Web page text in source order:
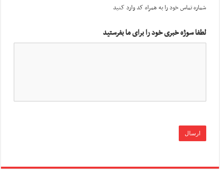
شماره تماس خود را به همراه کد وارد کنید
لطفا سوژه خبری خود را برای ما بفرستید